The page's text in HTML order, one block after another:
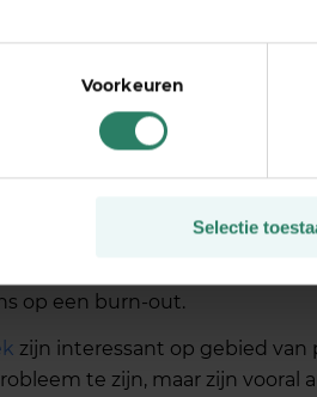
Voorkeuren
Selectie
last van
term voor één van de
eruitziet. En dat geeft rust,
en heb je de touwtjes zelf in
op een burn-out.
zijn interessant op gebied van
te zijn, maar zijn vooral